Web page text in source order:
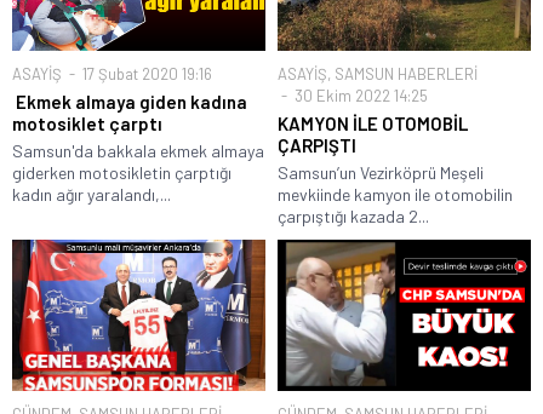
ASAYİŞ 17 Şubat 2020 19:16
Ekmek almaya giden kadına
motosiklet çarptı
Samsun'da bakkala ekmek almaya
giderken motosikletin çarptığı
kadın ağır yaralandı,...
ASAYİŞ, SAMSUN HABERLERİ
30 Ekim 2022 14:25
KAMYON İLE OTOMOBİL
ÇARPIŞTI
Samsun’un Vezirköprü Meşeli
mevkiinde kamyon ile otomobilin
çarpıştığı kazada 2...